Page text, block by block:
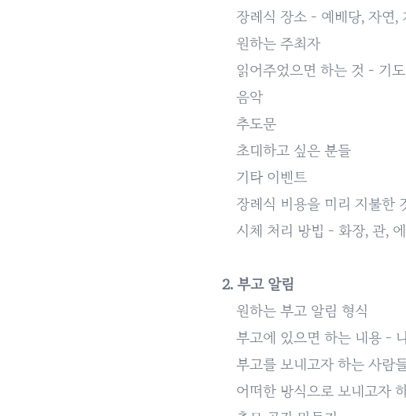
장례식 장소 - 예배당, 자연,
원하는 주최자
읽어주었으면 하는 것 - 기도
음악
추도문
초대하고 싶은 분들
기타 이벤트
장례식 비용을 미리 지불한
시체 처리 방법 - 화장, 관,
2. 부고 알림
원하는 부고 알림 형식
부고에 있으면 하는 내용 -
부고를 보내고자 하는 사람
어떠한 방식으로 보내고자